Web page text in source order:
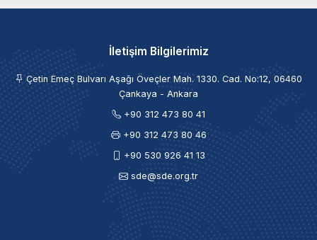
İletişim Bilgilerimiz
Çetin Emeç Bulvarı Aşağı Öveçler Mah. 1330. Cad. No:12, 06460
Çankaya - Ankara
+90 312 473 80 41
+90 312 473 80 46
+90 530 926 41 13
sde@sde.org.tr